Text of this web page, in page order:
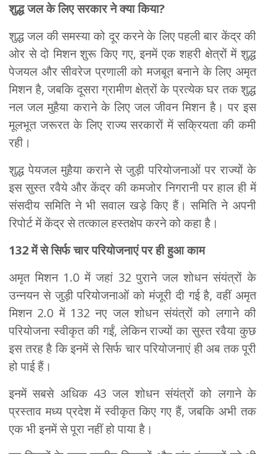
शुद्ध जल के लिए सरकार ने क्या किया?
शुद्ध जल की समस्या को दूर करने के लिए पहली बार केंद्र की
ओर से दो मिशन शुरू किए गए, इनमें एक शहरी क्षेत्रों में शुद्ध
पेजयल और सीवरेज प्रणाली को मजबूत बनाने के लिए अमृत
मिशन है, जबकि दूसरा ग्रामीण क्षेत्रों के प्रत्येक घर तक शुद्ध
नल जल मुहैया कराने के लिए जल जीवन मिशन है। पर इस
मूलभूत जरूरत के लिए राज्य सरकारों में सक्रियता की कमी
रही।
शुद्ध पेयजल मुहैया कराने से जुड़ी परियोजनाओं पर राज्यों के
इस सुस्त रवैये और केंद्र की कमजोर निगरानी पर हाल ही में
संसदीय समिति ने भी सवाल खड़े किए हैं। समिति ने अपनी
रिपोर्ट में केंद्र से तत्काल हस्तक्षेप करने को कहा है।
132 में से सिर्फ चार परियोजनाएं पर ही हुआ काम
अमृत मिशन 1.0 में जहां 32 पुराने जल शोधन संयंत्रों के
उन्नयन से जुड़ी परियोजनाओं को मंजूरी दी गई है, वहीं अमृत
मिशन 2.0 में 132 नए जल शोधन संयंत्रों को लगाने की
परियोजना स्वीकृत की गईं, लेकिन राज्यों का सुस्त रवैया कुछ
इस तरह है कि इनमें से सिर्फ चार परियोजनाएं ही अब तक पूरी
हो पाई हैं।
इनमें सबसे अधिक 43 जल शोधन संयंत्रों को लगाने के
प्रस्ताव मध्य प्रदेश में स्वीकृत किए गए हैं, जबकि अभी तक
एक भी इनमें से पूरा नहीं हो पाया है।